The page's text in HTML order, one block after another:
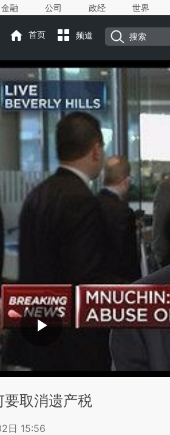
金融 公司 政经 世界
首页 频道
要取消遗产税
日 15:56